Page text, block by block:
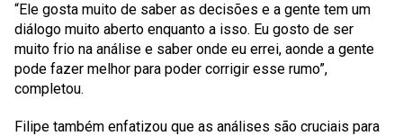
“Ele gosta muito de saber as decisões e a gente tem um
diálogo muito aberto enquanto a isso. Eu gosto de ser
muito frio na análise e saber onde eu errei, aonde a gente
pode fazer melhor para poder corrigir esse rumo”,
completou.
Filipe também enfatizou que as análises são cruciais para